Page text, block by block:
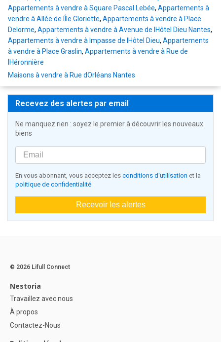
Appartements à vendre à Square Pascal Lebée, Appartements à
vendre à Allée de lÎle Gloriette, Appartements à vendre à Place
Delorme, Appartements à vendre à Avenue de lHôtel Dieu Nantes,
Appartements à vendre à Impasse de lHôtel Dieu, Appartements
à vendre à Place Graslin, Appartements à vendre à Rue de
lHéronnière
Maisons à vendre à Rue dOrléans Nantes
Recevez des alertes par email
Ne manquez rien : soyez le premier à découvrir les nouveaux
biens
En vous abonnant, vous acceptez les conditions d'utilisation et la
politique de confidentialité
Recevoir les alertes
© 2026 Lifull Connect
Nestoria
Travaillez avec nous
À propos
Contactez-Nous